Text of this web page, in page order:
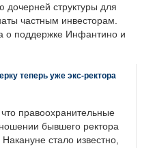
дочерней структуры для
частным инвесторам.
о поддержке Инфантино и
теперь уже экс-ректора
правоохранительные
бывшего ректора
стало известно,